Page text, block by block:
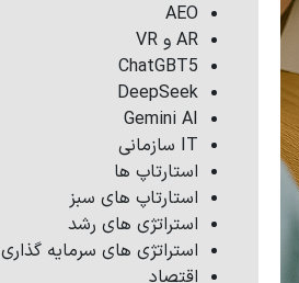
AEO
AR و VR
ChatGBT5
DeepSeek
Gemini AI
IT سازمانی
استارتاپ ها
استارتاپ های سبز
استراتژی های رشد
استراتژی های سرمایه گذاری
اقتصاد